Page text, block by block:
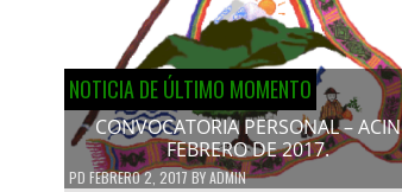
NOTICIA DE ÚLTIMO MOMENTO
CONVOCATORIA PERSONAL – ACIN
FEBRERO DE 2017.
PD FEBRERO 2, 2017BYADMIN